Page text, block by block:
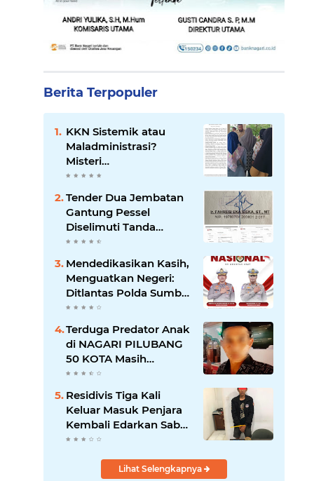
Berita Terpopuler
KKN Sistemik atau
Maladministrasi?
Misteri
"Dikorbankannya" SDN
26 ATT Menguji
Transparansi Pemkot
Padang
Tender Dua Jembatan
Gantung Pessel
Diselimuti Tanda
Tanya, Gangguan
Sistem atau Permainan
di Balik Layar?
Mendedikasikan Kasih,
Menguatkan Negeri:
Ditlantas Polda Sumbar
Apresiasi Peran
Dharma Wanita
sebagai Pilar
Pengabdian
Terduga Predator Anak
di NAGARI PILUBANG
50 KOTA Masih
Berkeliaran
Residivis Tiga Kali
Keluar Masuk Penjara
Kembali Edarkan Sabu,
Polresta Bukittinggi
Lihat Selengkapnya